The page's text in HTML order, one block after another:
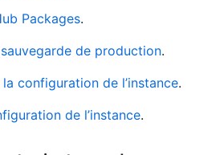
Packages.
de production.
configuration de l’instance.
de l’instance.